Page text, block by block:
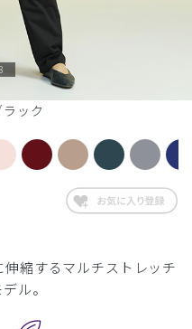
ラック
伸縮するマルチストレッチ
ル。